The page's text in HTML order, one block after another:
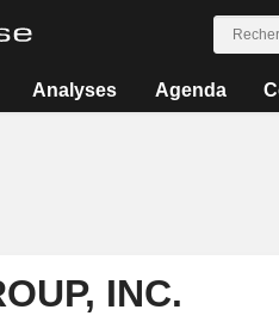
Analyses Agenda
INC.